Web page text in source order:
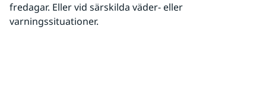
fredagar. Eller vid särskilda väder- eller
varningssituationer.